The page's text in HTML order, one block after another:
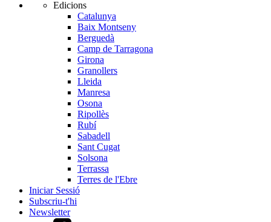
Edicions
Catalunya
Baix Montseny
Berguedà
Camp de Tarragona
Girona
Granollers
Lleida
Manresa
Osona
Ripollès
Rubí
Sabadell
Sant Cugat
Solsona
Terrassa
Terres de l'Ebre
Iniciar Sessió
Subscriu-t'hi
Newsletter